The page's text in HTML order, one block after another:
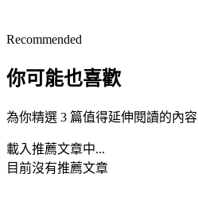
Recommended
你可能也喜歡
為你精選 3 篇值得延伸閱讀的內容
載入推薦文章中...
目前沒有推薦文章